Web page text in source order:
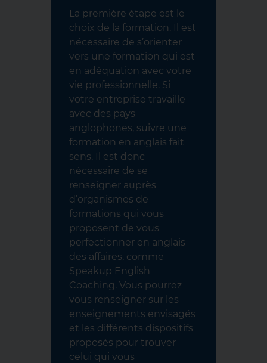
La première étape est le
choix de la formation. Il est
nécessaire de s’orienter
vers une formation qui est
en adéquation avec votre
vie professionnelle. Si
votre entreprise travaille
avec des pays
anglophones, suivre une
formation en anglais fait
sens. Il est donc
nécessaire de se
renseigner auprès
d’organismes de
formations qui vous
proposent de vous
perfectionner en anglais
des affaires, comme
Speakup English
Coaching. Vous pourrez
vous renseigner sur les
enseignements envisagés
et les différents dispositifs
proposés pour trouver
celui qui vous